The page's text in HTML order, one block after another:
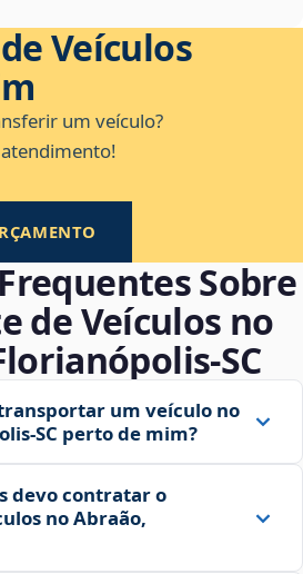
Veículos
um veículo?
Sobre
de Veículos no
um veículo no
perto de mim?
devo contratar o
no Abraão,